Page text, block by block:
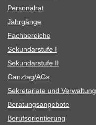
Per­so­nal­rat
Jahr­gänge
Fach­be­rei­che
Sekun­dar­stufe I
Sekun­dar­stufe II
Ganztag/​​AGs
Sekre­ta­riate und Verwaltung
Bera­tungs­an­ge­bote
Berufs­ori­en­tie­rung